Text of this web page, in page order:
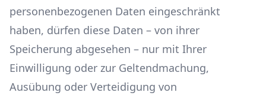
personenbezogenen Daten eingeschränkt
haben, dürfen diese Daten – von ihrer
Speicherung abgesehen – nur mit Ihrer
Einwilligung oder zur Geltendmachung,
Ausübung oder Verteidigung von